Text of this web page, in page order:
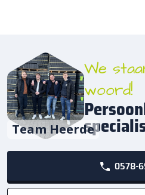
Team Heerde
We
woord!
0578-